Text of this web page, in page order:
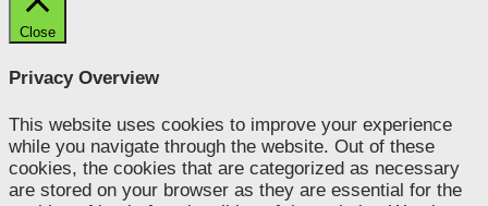
Close
Privacy Overview
This website uses cookies to improve your experience
while you navigate through the website. Out of these
cookies, the cookies that are categorized as necessary
are stored on your browser as they are essential for the